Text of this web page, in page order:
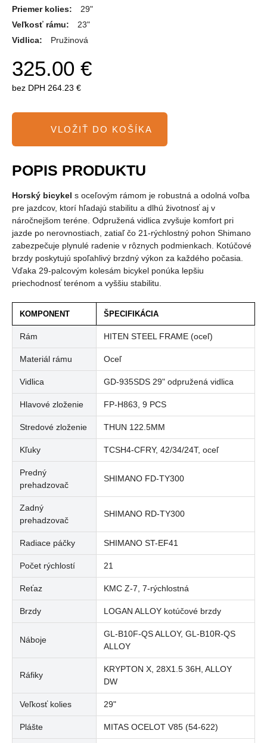
Priemer kolies:
29"
Veľkosť rámu:
23"
Vidlica:
Pružinová
325.00 €
bez DPH 264.23 €
POPIS PRODUKTU
Horský bicykel s oceľovým rámom je robustná a odolná voľba
pre jazdcov, ktorí hľadajú stabilitu a dlhú životnosť aj v
náročnejšom teréne. Odpružená vidlica zvyšuje komfort pri
jazde po nerovnostiach, zatiaľ čo 21-rýchlostný pohon Shimano
zabezpečuje plynulé radenie v rôznych podmienkach. Kotúčové
brzdy poskytujú spoľahlivý brzdný výkon za každého počasia.
Vďaka 29-palcovým kolesám bicykel ponúka lepšiu
priechodnosť terénom a vyššiu stabilitu.
KOMPONENT ŠPECIFIKÁCIA
Rám HITEN STEEL FRAME (oceľ)
Materiál rámu Oceľ
Vidlica GD-935SDS 29" odpružená vidlica
Hlavové zloženie FP-H863, 9 PCS
Stredové zloženie THUN 122.5MM
Kľuky TCSH4-CFRY, 42/34/24T, oceľ
Predný
prehadzovač
SHIMANO FD-TY300
Zadný
prehadzovač
SHIMANO RD-TY300
Radiace páčky SHIMANO ST-EF41
Počet rýchlostí 21
Reťaz KMC Z-7, 7-rýchlostná
Brzdy LOGAN ALLOY kotúčové brzdy
Náboje
GL-B10F-QS ALLOY, GL-B10R-QS
ALLOY
Ráfiky
KRYPTON X, 28X1.5 36H, ALLOY
DW
Veľkosť kolies 29"
Plášte MITAS OCELOT V85 (54-622)